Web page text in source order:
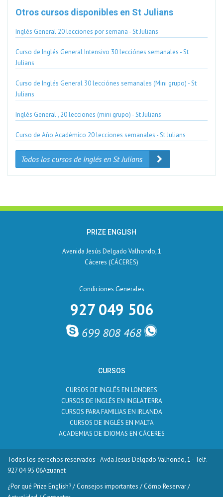
Otros cursos disponibles en St Julians
Inglés General 20 lecciones por semana - St Julians
Curso de Inglés General Intensivo 30 lecciónes semanales - St
Julians
Curso de Inglés General 30 lecciónes semanales (Mini grupo) - St
Julians
Inglés General , 20 lecciones (mini grupo) - St Julians
Curso de Año Académico 20 lecciones semanales - St Julians
Todos los cursos de Inglés en St Julians
PRIZE ENGLISH
Avenida Jesús Delgado Valhondo, 1
Cáceres (CÁCERES)
Condiciones Generales
927 049 506
699 808 468
CURSOS
CURSOS DE INGLÉS EN LONDRES
CURSOS DE INGLÉS EN INGLATERRA
CURSOS PARA FAMILIAS EN IRLANDA
CURSOS DE INGLÉS EN MALTA
ACADEMIAS DE IDIOMAS EN CÁCERES
Todos los derechos reservados - Avda Jesus Delgado Valhondo, 1 - Telf.
927 04 95 06Azuanet
¿Por qué Prize English?/ Consejos importantes / Cómo Reservar/